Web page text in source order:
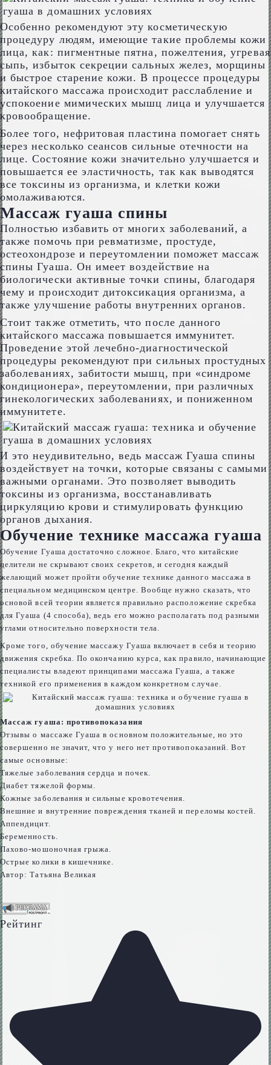
Особенно рекомендуют эту косметическую
процедуру людям, имеющие такие проблемы кожи
лица, как: пигментные пятна, пожелтения, угревая
сыпь, избыток секреции сальных желез, морщины
и быстрое старение кожи. В процессе процедуры
китайского массажа происходит расслабление и
успокоение мимических мышц лица и улучшается
кровообращение.
Более того, нефритовая пластина помогает снять
через несколько сеансов сильные отечности на
лице. Состояние кожи значительно улучшается и
повышается ее эластичность, так как выводятся
все токсины из организма, и клетки кожи
омолаживаются.
Массаж гуаша спины
Полностью избавить от многих заболеваний, а
также помочь при ревматизме, простуде,
остеохондрозе и переутомлении поможет массаж
спины Гуаша. Он имеет воздействие на
биологически активные точки спины, благодаря
чему и происходит дитоксикация организма, а
также улучшение работы внутренних органов.
Стоит также отметить, что после данного
китайского массажа повышается иммунитет.
Проведение этой лечебно-диагностической
процедуры рекомендуют при сильных простудных
заболеваниях, забитости мышц, при «синдроме
кондиционера», переутомлении, при различных
гинекологических заболеваниях, и пониженном
иммунитете.
И это неудивительно, ведь массаж Гуаша спины
воздействует на точки, которые связаны с самыми
важными органами. Это позволяет выводить
токсины из организма, восстанавливать
циркуляцию крови и стимулировать функцию
органов дыхания.
Обучение технике массажа гуаша
Обучение Гуаша достаточно сложное. Благо, что китайские
целители не скрывают своих секретов, и сегодня каждый
желающий может пройти обучение технике данного массажа в
специальном медицинском центре. Вообще нужно сказать, что
основой всей теории является правильно расположение скребка
для Гуаша (4 способа), ведь его можно располагать под разными
углами относительно поверхности тела.
Кроме того, обучение массажу Гуаша включает в себя и теорию
движения скребка. По окончанию курса, как правило, начинающие
специалисты владеют принципами массажа Гуаша, а также
техникой его применения в каждом конкретном случае.
Массаж гуаша: противопоказания
Отзывы о массаже Гуаша в основном положительные, но это
совершенно не значит, что у него нет противопоказаний. Вот
самые основные:
Тяжелые заболевания сердца и почек.
Диабет тяжелой формы.
Кожные заболевания и сильные кровотечения.
Внешние и внутренние повреждения тканей и переломы костей.
Аппендицит.
Беременность.
Пахово-мошоночная грыжа.
Острые колики в кишечнике.
Автор:Татьяна Великая
Рейтинг